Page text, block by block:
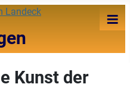
≡
Kunst der